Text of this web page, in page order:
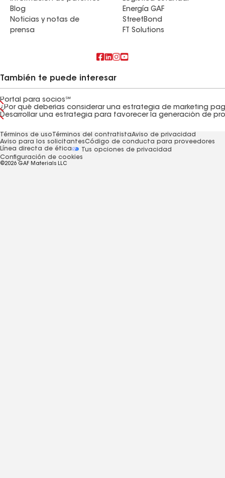
Blog
Noticias y notas de
prensa
Energía GAF
StreetBond
FT Solutions
También te puede interesar
Portal para socios℠
¿Por qué deberías considerar una estrategia de marketing
Términos de usoTérminos del contratistaAviso de privacidad
Aviso para los solicitantesCódigo de conducta para proveedores
Línea directa de ética
Tus opciones de privacidad
Configuración de cookies
©2026 GAF Materials LLC